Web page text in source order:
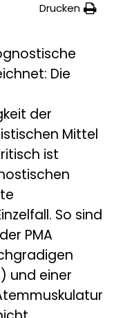
Drucken
Die
der
Mittel
ist
So sind
PMA
und einer